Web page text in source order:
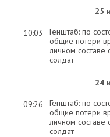
25
10:03
Генштаб: по
общие потери
личном составе
солдат
24
09:26
Генштаб: по
общие потери
личном составе
солдат